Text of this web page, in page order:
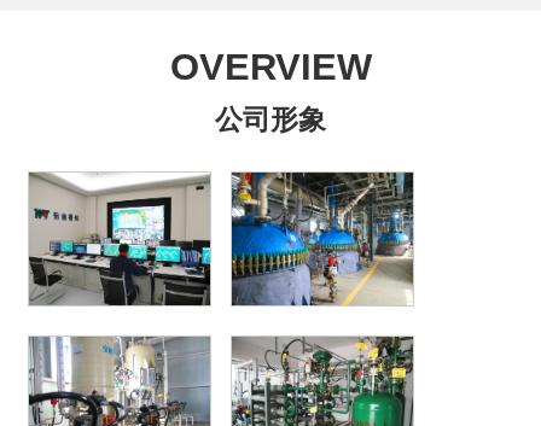
OVERVIEW
公司形象